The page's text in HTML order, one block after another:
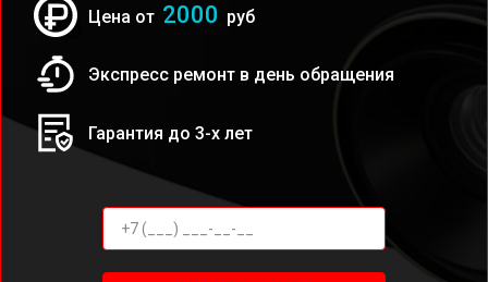
Цена от 2000 руб
Экспресс ремонт в день обращения
Гарантия до 3-х лет